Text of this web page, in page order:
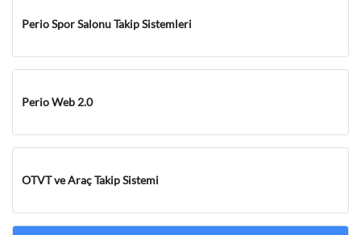
Perio Spor Salonu Takip Sistemleri
Perio Web 2.0
OTVT ve Araç Takip Sistemi